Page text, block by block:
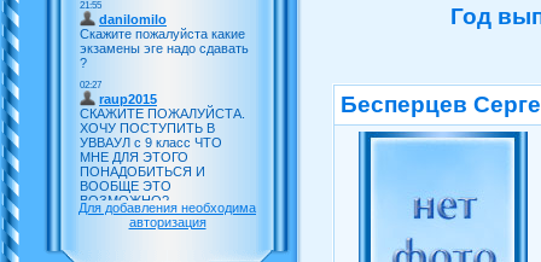
Для добавления необходима
авторизация
Год
Бесперцев